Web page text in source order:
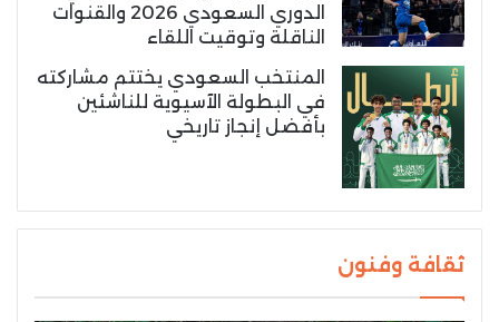
الدوري السعودي 2026 والقنوات
الناقلة وتوقيت اللقاء
المنتخب السعودي يختتم مشاركته
في البطولة الآسيوية للناشئين
بأفضل إنجاز تاريخي
ثقافة وفنون